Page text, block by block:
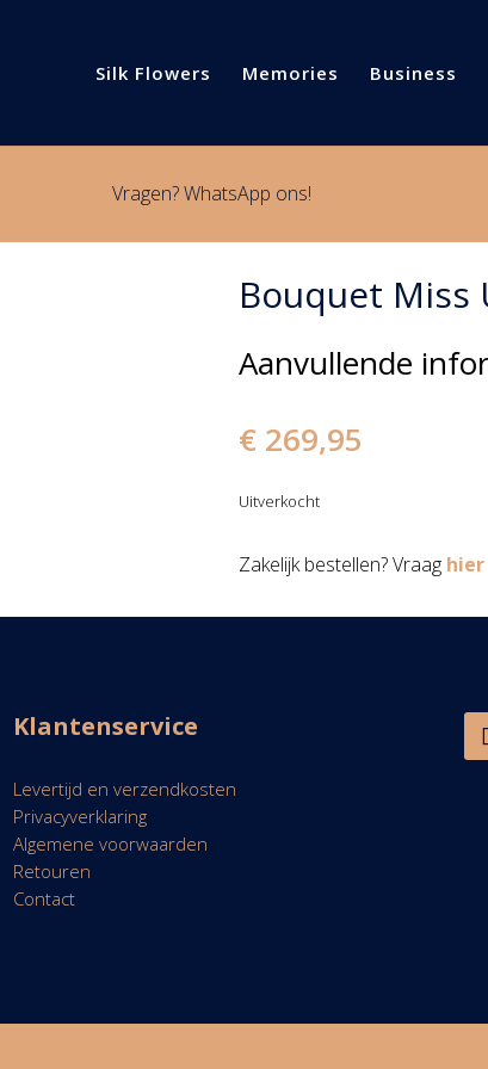
Silk Flowers Memories Business
Vragen? WhatsApp ons!
Bouquet Miss
Aanvullende
€269,95
Uitverkocht
Zakelijk bestellen? Vraag hier
Klantenservice
Levertijd en verzendkosten
Privacyverklaring
Algemene voorwaarden
Retouren
Contact